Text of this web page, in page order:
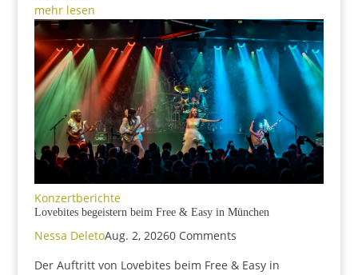
mehr lesen
Konzertberichte
Lovebites begeistern beim Free & Easy in München
Nessa DeletoAug. 2, 20260 Comments
Der Auftritt von Lovebites beim Free & Easy in